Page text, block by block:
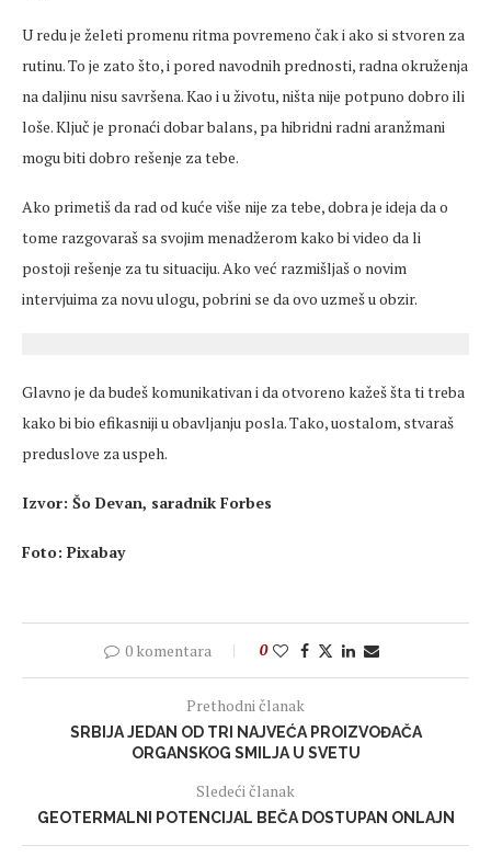
U redu je želeti promenu ritma povremeno čak i ako si stvoren za
rutinu. To je zato što, i pored navodnih prednosti, radna okruženja
na daljinu nisu savršena. Kao i u životu, ništa nije potpuno dobro ili
loše. Ključ je pronaći dobar balans, pa hibridni radni aranžmani
mogu biti dobro rešenje za tebe.
Ako primetiš da rad od kuće više nije za tebe, dobra je ideja da o
tome razgovaraš sa svojim menadžerom kako bi video da li
postoji rešenje za tu situaciju. Ako već razmišljaš o novim
intervjuima za novu ulogu, pobrini se da ovo uzmeš u obzir.
Glavno je da budeš komunikativan i da otvoreno kažeš šta ti treba
kako bi bio efikasniji u obavljanju posla. Tako, uostalom, stvaraš
preduslove za uspeh.
Izvor: Šo Devan, saradnik Forbes
Foto: Pixabay
0 komentara 0
Prethodni članak
SRBIJA JEDAN OD TRI NAJVEĆA PROIZVOĐAČA
ORGANSKOG SMILJA U SVETU
Sledeći članak
GEOTERMALNI POTENCIJAL BEČA DOSTUPAN ONLAJN